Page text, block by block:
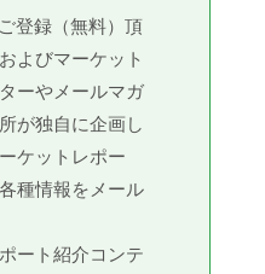
登録（無料）頂
よびマーケット
ーやメールマガ
が独自に企画し
ケットレポー
種情報をメール
ート紹介コンテ